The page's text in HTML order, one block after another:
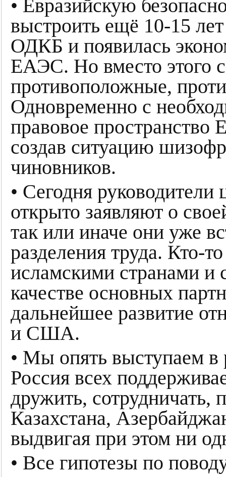
• Евразийскую
выстроить ещё 10-15
ОДКБ и появилась
ЕАЭС. Но вместо этого
противоположные,
Одновременно с
правовое
создав ситуацию
чиновников.
• Сегодня руководители
открыто заявляют о
так или иначе они уже
разделения труда. Кто-
исламскими странами и
качестве основных
дальнейшее развитие
и США.
• Мы опять выступаем в
Россия всех
дружить, сотрудничать,
Казахстана,
выдвигая при этом ни
• Все гипотезы по